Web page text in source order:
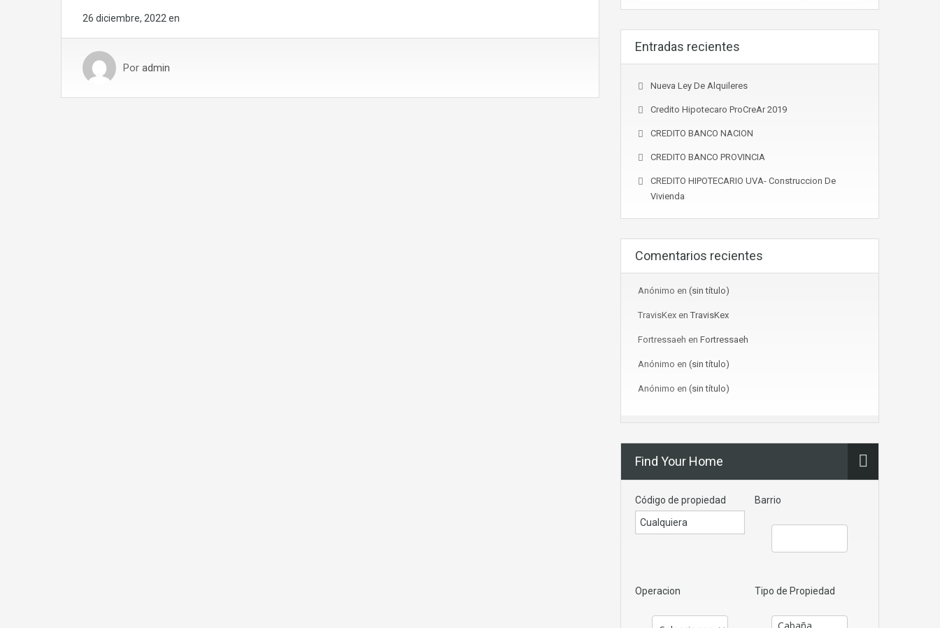
26 diciembre, 2022 en
Por admin
Entradas recientes
Nueva Ley De Alquileres
Credito Hipotecaro ProCreAr 2019
CREDITO BANCO NACION
CREDITO BANCO PROVINCIA
CREDITO HIPOTECARIO UVA- Construccion De
Vivienda
Comentarios recientes
Anónimo en (sin título)
TravisKex en TravisKex
Fortressaeh en Fortressaeh
Anónimo en (sin título)
Anónimo en (sin título)
Find Your Home
Código de propiedad Barrio
Operacion Tipo de Propiedad